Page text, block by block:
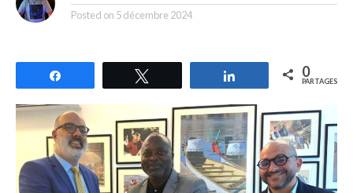
Posted on 5 décembre 2024
Partagez 0
PARTAGES